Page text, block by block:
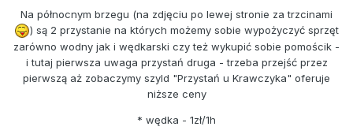
Na północnym brzegu (na zdjęciu po lewej stronie za trzcinami
) są 2 przystanie na których możemy sobie wypożyczyć sprzęt
zarówno wodny jak i wędkarski czy też wykupić sobie pomościk -
i tutaj pierwsza uwaga przystań druga - trzeba przejść przez
pierwszą aż zobaczymy szyld "Przystań u Krawczyka" oferuje
niższe ceny
* wędka - 1zł/1h